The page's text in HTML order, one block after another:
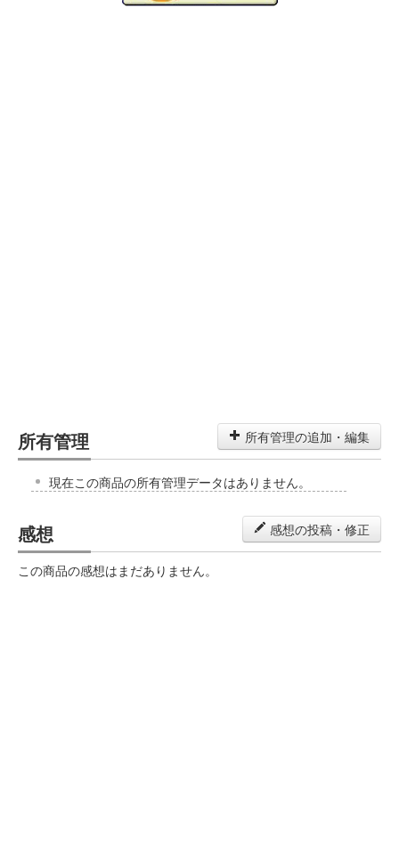
所有管理 所有管理の追加・編集
現在この商品の所有管理データはありません。
感想 感想の投稿・修正
この商品の感想はまだありません。